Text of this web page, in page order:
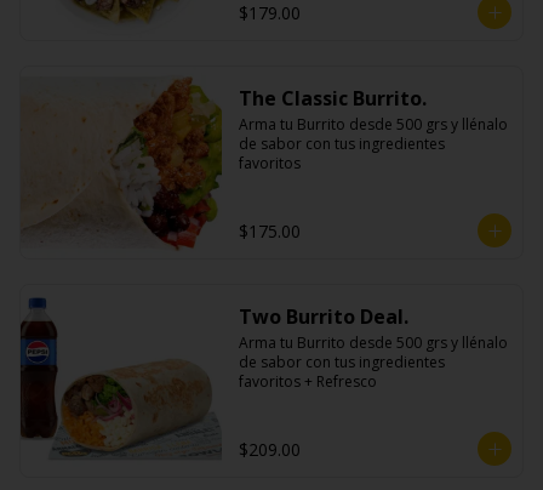
$179.00
The Classic Burrito.
Arma tu Burrito desde 500 grs y llénalo
de sabor con tus ingredientes
favoritos
$175.00
Two Burrito Deal.
Arma tu Burrito desde 500 grs y llénalo
de sabor con tus ingredientes
favoritos + Refresco
$209.00